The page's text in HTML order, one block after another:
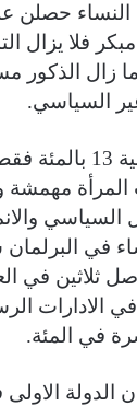
النساء حصلن
فلا يزال
زال الذكور
السياسي.
تشكل المرأة
المرأة مهمشة
السياسي
الادارات
في المئة.
الدولة الاولى